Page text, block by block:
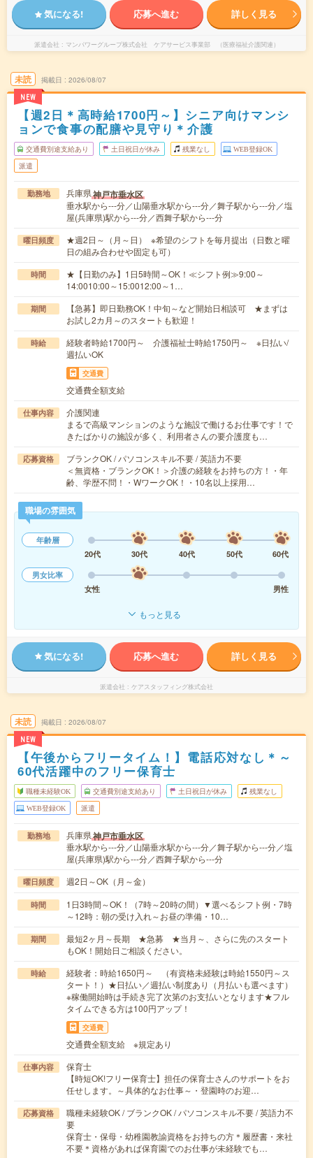
気になる! 応募へ進む 詳しく見る
派遣会社 マンパワーグループ株式会社 ケアサービス事業部 （医療福祉介護関連）
未読
NEW
掲載日 2026/08/07
【週2日＊高時給1700円～】シニア向けマンシ
ョンで食事の配膳や見守り＊介護
交通費別途支給あり 土日祝日が休み 残業なし WEB登録OK
派遣
勤務地 兵庫県神戸市垂水区
垂水駅から---分／山陽垂水駅から---分／舞子駅から---分／塩
屋(兵庫県)駅から---分／西舞子駅から---分
曜日頻度
★週2日～（月～日） ※希望のシフトを毎月提出（日数と曜
日の組み合わせや固定も可）
時間
★【日勤のみ】1日5時間～OK！≪シフト例≫9:00～
14:0010:00～15:0012:00～1…
期間
【急募】即日勤務OK！中旬～など開始日相談可 ★まずは
お試し2カ月～のスタートも歓迎！
時給
経験者時給1700円～ 介護福祉士時給1750円～ ※日払い/
週払いOK
交通費
交通費全額支給
仕事内容
介護関連
まるで高級マンションのような施設で働けるお仕事です！で
きたばかりの施設が多く、利用者さんの要介護度も…
応募資格
ブランクOK / パソコンスキル不要 / 英語力不要
＜無資格・ブランクOK！＞介護の経験をお持ちの方！・年
齢、学歴不問！・WワークOK！・10名以上採用…
職場の雰囲気
年齢層
20代
30代 40代 50代
60代
男女比率
女性
男性
もっと見る
気になる! 応募へ進む 詳しく見る
派遣会社 ケアスタッフィング株式会社
未読
NEW
掲載日 2026/08/07
【午後からフリータイム！】電話応対なし＊～
60代活躍中のフリー保育士
職種未経験OK 交通費別途支給あり 土日祝日が休み 残業なし
WEB登録OK 派遣
勤務地 兵庫県神戸市垂水区
垂水駅から---分／山陽垂水駅から---分／舞子駅から---分／塩
屋(兵庫県)駅から---分／西舞子駅から---分
曜日頻度 週2日～OK（月～金）
時間
1日3時間～OK！（7時～20時の間）▼選べるシフト例・7時
～12時：朝の受け入れ～お昼の準備・10…
期間
最短2ヶ月～長期 ★急募 ★当月～、さらに先のスタート
もOK！開始日ご相談ください。
時給
経験者：時給1650円～ （有資格未経験は時給1550円～ス
タート！）★日払い／週払い制度あり（月払いも選べます）
※稼働開始時は手続き完了次第のお支払いとなります★フル
タイムできる方は100円アップ！
交通費
交通費全額支給 ※規定あり
仕事内容
保育士
【時短OK!フリー保育士】担任の保育士さんのサポートをお
任せします。～具体的なお仕事～・登園時のお迎…
応募資格
職種未経験OK / ブランクOK / パソコンスキル不要 / 英語力不
要
保育士・保母・幼稚園教諭資格をお持ちの方＊履歴書・来社
不要＊資格があれば保育園でのお仕事が未経験でも…